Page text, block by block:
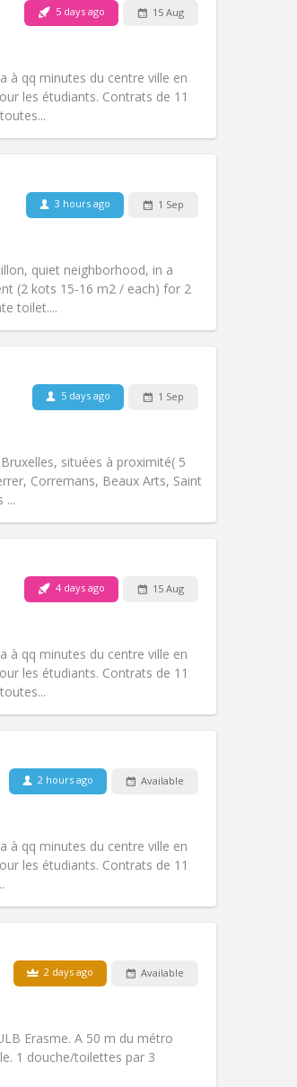
5 days ago 15 Aug
à qq minutes du centre ville en
les étudiants. Contrats de 11
Community, warm,
Smoking ok
3 hours ago 1 Sep
quiet neighborhood, in a
(2 kots 15-16 m2 / each) for 2
toilet....
Calm
5 days ago 1 Sep
situées à proximité( 5
Corremans, Beaux Arts, Saint
...
Studious, calm, warm,
Non-smoking
4 days ago 15 Aug
à qq minutes du centre ville en
les étudiants. Contrats de 11
Calm, community,
Smoking ok
2 hours ago Available
à qq minutes du centre ville en
les étudiants. Contrats de 11
Calm, studious,
Smoking ok
2 days ago Available
Erasme. A 50 m du métro
1 douche/toilettes par 3
Calm, warm, studious